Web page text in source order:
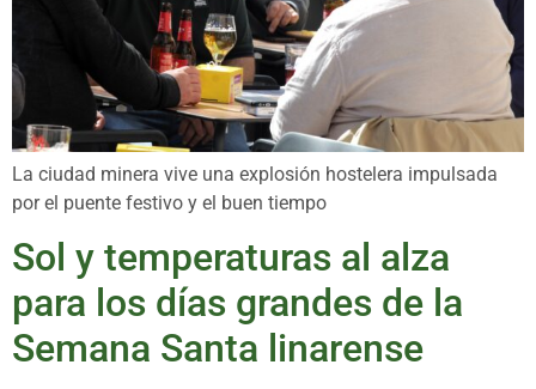
La ciudad minera vive una explosión hostelera impulsada
por el puente festivo y el buen tiempo
Sol y temperaturas al alza
para los días grandes de la
Semana Santa linarense